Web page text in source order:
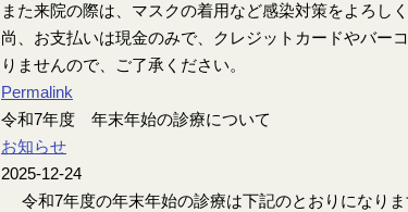
また来院の際は、マスクの着用など感染対策をよろし
尚、お支払いは現金のみで、クレジットカードやバー
りませんので、ご了承ください。
Permalink
令和7年度 年末年始の診療について
お知らせ
2025-12-24
令和7年度の年末年始の診療は下記のとおりになりま